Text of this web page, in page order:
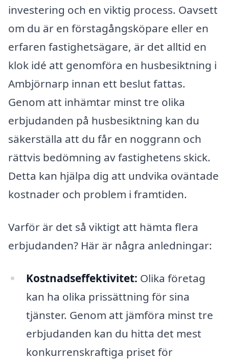
investering och en viktig process. Oavsett
om du är en förstagångsköpare eller en
erfaren fastighetsägare, är det alltid en
klok idé att genomföra en husbesiktning i
Ambjörnarp innan ett beslut fattas.
Genom att inhämtar minst tre olika
erbjudanden på husbesiktning kan du
säkerställa att du får en noggrann och
rättvis bedömning av fastighetens skick.
Detta kan hjälpa dig att undvika oväntade
kostnader och problem i framtiden.
Varför är det så viktigt att hämta flera
erbjudanden? Här är några anledningar:
Kostnadseffektivitet: Olika företag
kan ha olika prissättning för sina
tjänster. Genom att jämföra minst tre
erbjudanden kan du hitta det mest
konkurrenskraftiga priset för